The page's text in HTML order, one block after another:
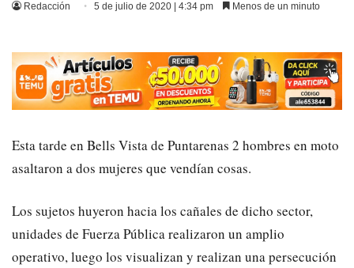
Redacción 5 de julio de 2020 | 4:34 pm Menos de un minuto
Esta tarde en Bells Vista de Puntarenas 2 hombres en moto
asaltaron a dos mujeres que vendían cosas.
Los sujetos huyeron hacia los cañales de dicho sector,
unidades de Fuerza Pública realizaron un amplio
operativo, luego los visualizan y realizan una persecución